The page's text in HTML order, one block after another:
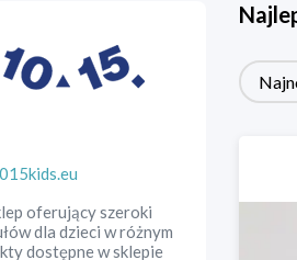
oferujący szeroki
dla dzieci w różnym
dostępne w sklepie